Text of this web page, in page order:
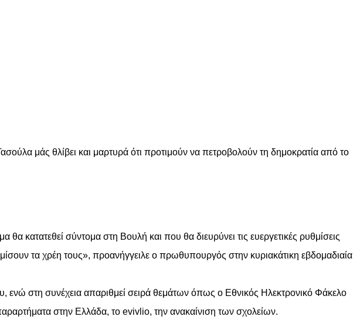
μάς θλίβει και μαρτυρά ότι προτιμούν να πετροβολούν τη δημοκρατία από το
κατατεθεί σύντομα στη Βουλή και που θα διευρύνει τις ευεργετικές ρυθμίσεις
τα χρέη τους», προανήγγειλε ο πρωθυπουργός στην κυριακάτικη εβδομαδιαία
στη συνέχεια απαριθμεί σειρά θεμάτων όπως ο Εθνικός Ηλεκτρονικό Φάκελο
στην Ελλάδα, το evivlio, την ανακαίνιση των σχολείων.